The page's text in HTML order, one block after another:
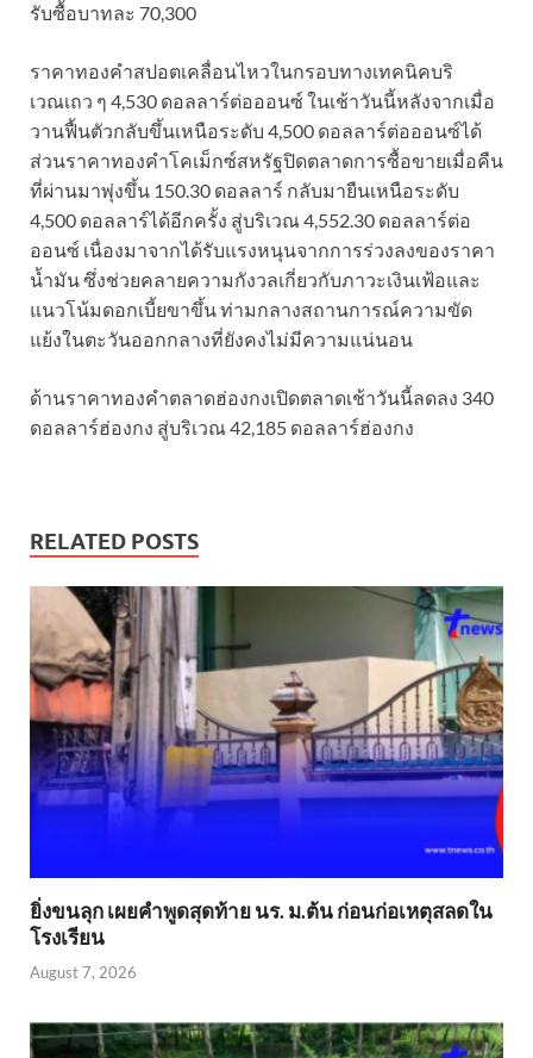
รับซื้อบาทละ 70,300
ราคาทองคำสปอตเคลื่อนไหวในกรอบทางเทคนิคบริ
เวณเถว ๆ 4,530 ดอลลาร์ต่อออนซ์ ในเช้าวันนี้หลังจากเมื่อ
วานฟื้นตัวกลับขึ้นเหนือระดับ 4,500 ดอลลาร์ต่อออนซ์ได้
ส่วนราคาทองคำโคเม็กซ์สหรัฐปิดตลาดการซื้อขายเมื่อคืน
ที่ผ่านมาพุ่งขึ้น 150.30 ดอลลาร์ กลับมายืนเหนือระดับ
4,500 ดอลลาร์ได้อีกครั้ง สู่บริเวณ 4,552.30 ดอลลาร์ต่อ
ออนซ์ เนื่องมาจากได้รับแรงหนุนจากการร่วงลงของราคา
น้ำมัน ซึ่งช่วยคลายความกังวลเกี่ยวกับภาวะเงินเฟ้อและ
แนวโน้มดอกเบี้ยขาขึ้น ท่ามกลางสถานการณ์ความขัด
แย้งในตะวันออกกลางที่ยังคงไม่มีความแน่นอน
ด้านราคาทองคําตลาดฮ่องกงเปิดตลาดเช้าวันนี้ลดลง 340
ดอลลาร์ฮ่องกง สู่บริเวณ 42,185 ดอลลาร์ฮ่องกง
RELATED POSTS
ยิ่งขนลุก เผยคำพูดสุดท้าย นร. ม.ต้น ก่อนก่อเหตุสลดใน
โรงเรียน
August 7, 2026